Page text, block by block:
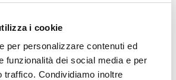
i cookie
per personalizzare contenuti ed
funzionalità dei social media e per
traffico. Condividiamo inoltre